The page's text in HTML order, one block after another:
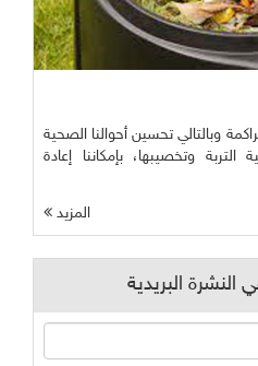
وبالتالي تحسين أحوالنا الصحية
وتخصيبها، بإمكاننا إعادة
المزيد
البريدية